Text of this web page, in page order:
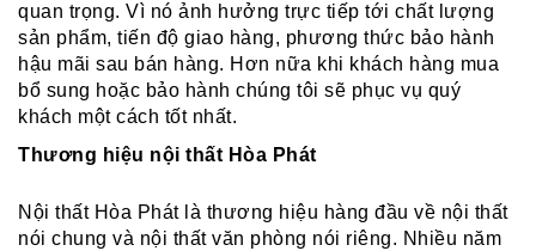
quan trọng. Vì nó ảnh hưởng trực tiếp tới chất lượng
sản phẩm, tiến độ giao hàng, phương thức bảo hành
hậu mãi sau bán hàng. Hơn nữa khi khách hàng mua
bổ sung hoặc bảo hành chúng tôi sẽ phục vụ quý
khách một cách tốt nhất.
Thương hiệu nội thất Hòa Phát
Nội thất Hòa Phát là thương hiệu hàng đầu về nội thất
nói chung và nội thất văn phòng nói riêng. Nhiều năm